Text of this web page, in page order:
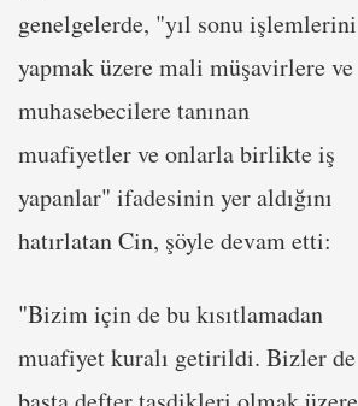
genelgelerde, "yıl sonu işlemlerini
yapmak üzere mali müşavirlere ve
muhasebecilere tanınan
muafiyetler ve onlarla birlikte iş
yapanlar" ifadesinin yer aldığını
hatırlatan Cin, şöyle devam etti:
"Bizim için de bu kısıtlamadan
muafiyet kuralı getirildi. Bizler de